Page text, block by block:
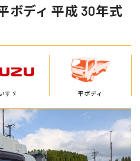
ボディ 平成 30年式
いすゞ
平ボディ